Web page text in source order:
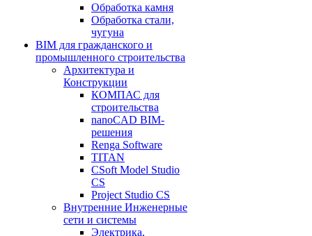
Обработка камня
Обработка стали,
чугуна
BIM для гражданского и
промышленного строительства
Архитектура и
Конструкции
КОМПАС для
строительства
nanoCAD BIM-
решения
Renga Software
TITAN
CSoft Model Studio
CS
Project Studio CS
Внутренние Инженерные
сети и системы
Электрика,